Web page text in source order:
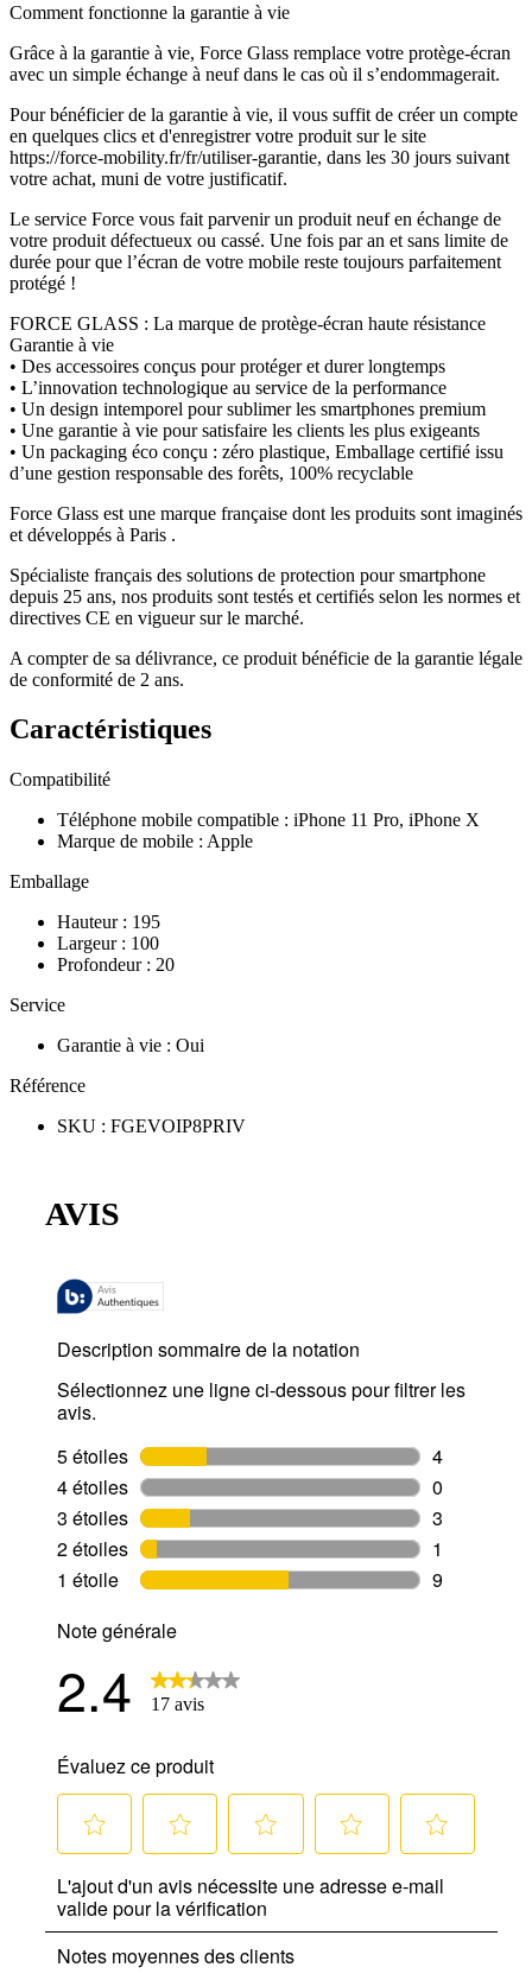
Comment fonctionne la garantie à vie
Grâce à la garantie à vie, Force Glass remplace votre protège-écran
avec un simple échange à neuf dans le cas où il s’endommagerait.
Pour bénéficier de la garantie à vie, il vous suffit de créer un compte
en quelques clics et d'enregistrer votre produit sur le site
https://force-mobility.fr/fr/utiliser-garantie, dans les 30 jours suivant
votre achat, muni de votre justificatif.
Le service Force vous fait parvenir un produit neuf en échange de
votre produit défectueux ou cassé. Une fois par an et sans limite de
durée pour que l’écran de votre mobile reste toujours parfaitement
protégé !
FORCE GLASS : La marque de protège-écran haute résistance
Garantie à vie
• Des accessoires conçus pour protéger et durer longtemps
• L’innovation technologique au service de la performance
• Un design intemporel pour sublimer les smartphones premium
• Une garantie à vie pour satisfaire les clients les plus exigeants
• Un packaging éco conçu : zéro plastique, Emballage certifié issu
d’une gestion responsable des forêts, 100% recyclable
Force Glass est une marque française dont les produits sont imaginés
et développés à Paris .
Spécialiste français des solutions de protection pour smartphone
depuis 25 ans, nos produits sont testés et certifiés selon les normes et
directives CE en vigueur sur le marché.
A compter de sa délivrance, ce produit bénéficie de la garantie légale
de conformité de 2 ans.
Caractéristiques
Compatibilité
Téléphone mobile compatible : iPhone 11 Pro, iPhone X
Marque de mobile : Apple
Emballage
Hauteur : 195
Largeur : 100
Profondeur : 20
Service
Garantie à vie : Oui
Référence
SKU : FGEVOIP8PRIV